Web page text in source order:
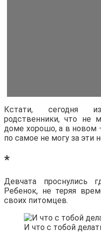
Кстати, сегодня
родственники, что не
доме хорошо, а в новом
по самое не могу за эти
*
Девчата проснулись
Ребенок, не теряя
своих питомцев.
И что с тобой